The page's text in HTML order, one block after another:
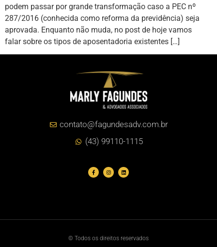
podem passar por grande transformação caso a PEC nº
287/2016 (conhecida como reforma da previdência) seja
aprovada. Enquanto não muda, no post de hoje vamos
falar sobre os tipos de aposentadoria existentes […]
contato@fagundesadv.com.br
(43) 99110-1115
© Todos os direitos reservados